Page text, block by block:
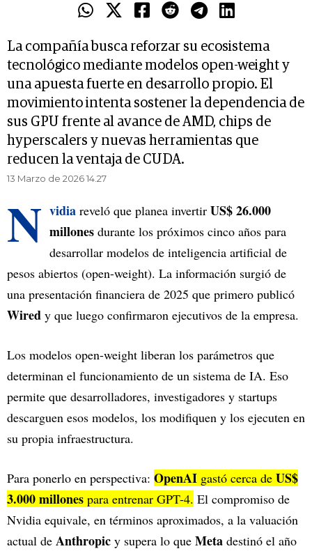
La compañía busca reforzar su ecosistema
tecnológico mediante modelos open-weight y
una apuesta fuerte en desarrollo propio. El
movimiento intenta sostener la dependencia de
sus GPU frente al avance de AMD, chips de
hyperscalers y nuevas herramientas que
reducen la ventaja de CUDA.
13 Marzo de 2026 14.27
N vidia reveló que planea invertir US$ 26.000
millones durante los próximos cinco años para
desarrollar modelos de inteligencia artificial de
pesos abiertos (open-weight). La información surgió de
una presentación financiera de 2025 que primero publicó
Wired y que luego confirmaron ejecutivos de la empresa.
Los modelos open-weight liberan los parámetros que
determinan el funcionamiento de un sistema de IA. Eso
permite que desarrolladores, investigadores y startups
descarguen esos modelos, los modifiquen y los ejecuten en
su propia infraestructura.
Para ponerlo en perspectiva: OpenAI gastó cerca de US$
3.000 millones para entrenar GPT-4. El compromiso de
Nvidia equivale, en términos aproximados, a la valuación
actual de Anthropic y supera lo que Meta destinó el año